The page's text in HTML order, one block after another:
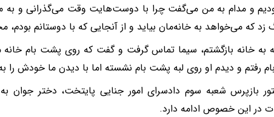
و مدام به من می‌گفت چرا با دوست‌هایت وقت می‌گذرانی و
زد که می‌خواهد به خانه‌مان بیاید و از آنجایی که با دوستانم بودم،
خانه بازگشتم، سیما تماس گرفت و گفت که روی پشت بام خانه
رفتم و دیدم او روی لبه پشت بام نشسته اما با دیدن ما خودش را
بازپرس شعبه سوم دادسرای امور جنایی پایتخت، دختر جوان
در این خصوص ادامه دارد.